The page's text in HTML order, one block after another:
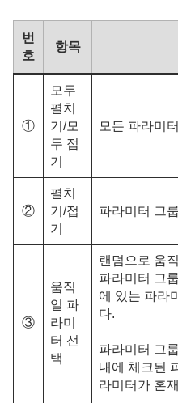
번
호
항목
①
모두
펼치
기/모
두 접
기
모든 파라미
②
펼치
기/접
기
파라미터 그
③
움직
일 파
라미
터 선
택
랜덤으로 움
파라미터 그
에 있는 파라
다.
파라미터 그
내에 체크된
라미터가 혼